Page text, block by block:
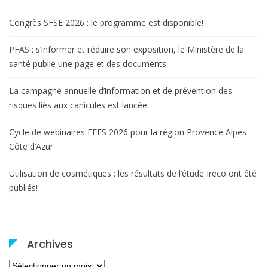
Congrès SFSE 2026 : le programme est disponible!
PFAS : s’informer et réduire son exposition, le Ministère de la
santé publie une page et des documents
La campagne annuelle d’information et de prévention des
risques liés aux canicules est lancée.
Cycle de webinaires FEES 2026 pour la région Provence Alpes
Côte d’Azur
Utilisation de cosmétiques : les résultats de l’étude Ireco ont été
publiés!
Archives
Archives